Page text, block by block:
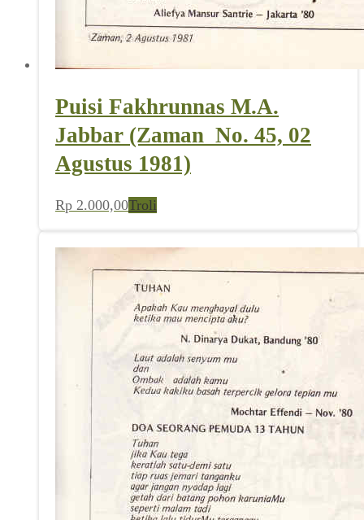
Puisi Fakhrunnas M.A.
Jabbar (Zaman_No. 45, 02
Agustus 1981)
Rp 2.000,00Troli